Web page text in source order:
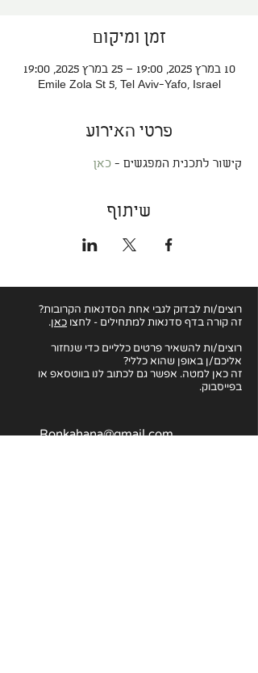
זמן ומיקום
10 במרץ 2025, 19:00 – 25 במרץ 2025, 19:00
Emile Zola St 5, Tel Aviv-Yafo, Israel
פרטי האירוע
קישור לתכנית המפגשים - כאן
שיתוף
רוצים/ות לבדוק לגבי אחת הסדנאות הקרובות?
זה קורה בדף סדנאות למתחילים - לחצו כאן.
רוצים/ות להשאיר פרטים כלליים כדי שנחזור
אליכם/ן באופן שהוא כללי?
זה כאן למטה. אפשר גם לכתוב לנו בווטסאפ או
בפייסבוק.
Ronkahana@gmail.com